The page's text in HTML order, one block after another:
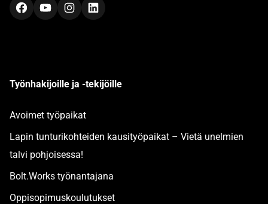
FacebookYouTubeInstagramLinkedIn
Työnhakijoille ja -tekijöille
Avoimet työpaikat
Lapin tunturikohteiden kausityöpaikat – Vietä unelmien
talvi pohjoisessa!
Bolt.Works työnantajana
Oppisopimuskoulutukset